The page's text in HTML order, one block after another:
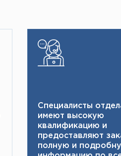
Специалисты
имеют высокую
квалификацию и ​
предоставляют
полную и